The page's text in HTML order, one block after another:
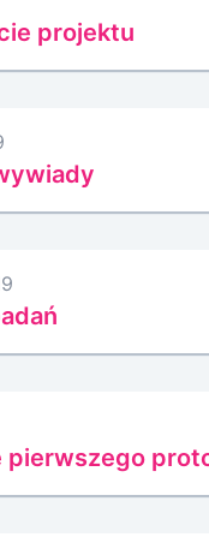
projektu
pierwszego